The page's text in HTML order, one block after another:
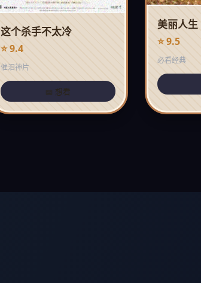
这个杀手不太冷
⭐ 9.4
催泪神片
📖 想看
美丽人生
⭐ 9.5
必看经典